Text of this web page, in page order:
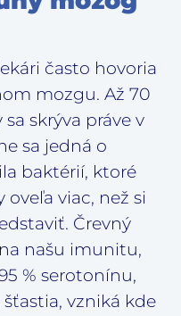
často hovoria
mozgu. Až 70
skrýva práve v
sa jedná o
baktérií, ktoré
viac, než si
Črevný
našu imunitu,
% serotonínu,
vzniká kde